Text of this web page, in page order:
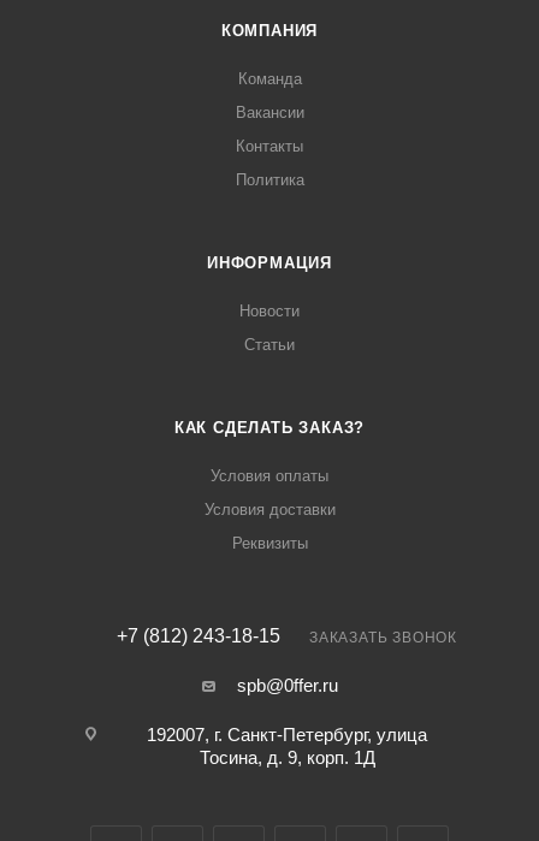
КОМПАНИЯ
Команда
Вакансии
Контакты
Политика
ИНФОРМАЦИЯ
Новости
Статьи
КАК СДЕЛАТЬ ЗАКАЗ?
Условия оплаты
Условия доставки
Реквизиты
+7 (812) 243-18-15 ЗАКАЗАТЬ ЗВОНОК
spb@0ffer.ru
192007, г. Санкт-Петербург, улица
Тосина, д. 9, корп. 1Д